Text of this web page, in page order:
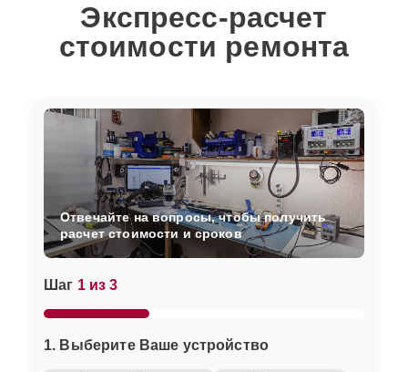
Экспресс-расчет
стоимости ремонта
Шаг 1 из 3
1. Выберите Ваше устройство
Отвечайте на вопросы, чтобы получить
расчет стоимости и сроков